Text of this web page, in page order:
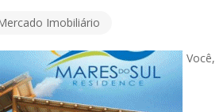
Imobiliário
Você,